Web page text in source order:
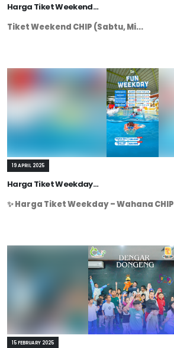
Harga Tiket Weekend...
Tiket Weekend CHIP (Sabtu, Mi...
19 APRIL 2025
Harga Tiket Weekday...
✨ Harga Tiket Weekday – Wahana CHIP
15 FEBRUARY 2025